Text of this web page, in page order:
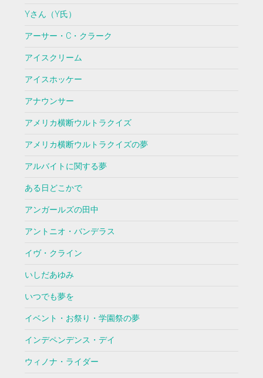
Yさん（Y氏）
アーサー・C・クラーク
アイスクリーム
アイスホッケー
アナウンサー
アメリカ横断ウルトラクイズ
アメリカ横断ウルトラクイズの夢
アルバイトに関する夢
ある日どこかで
アンガールズの田中
アントニオ・バンデラス
イヴ・クライン
いしだあゆみ
いつでも夢を
イベント・お祭り・学園祭の夢
インデペンデンス・デイ
ウィノナ・ライダー